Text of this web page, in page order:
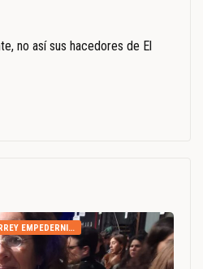
no así sus hacedores de El
EL PEJERREY EMPEDERNIDO